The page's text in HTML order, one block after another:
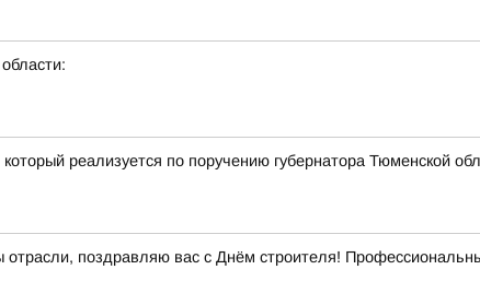
реализуется по поручению губернатора Тюменской
поздравляю вас с Днём строителя!